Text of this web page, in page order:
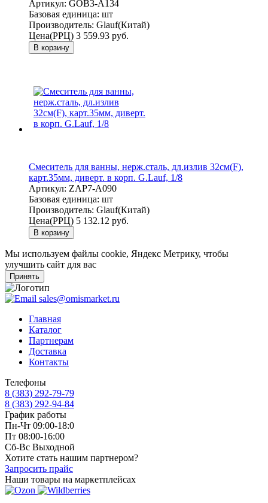
Артикул: GOB3-A134
Базовая единица: шт
Производитель: Glauf(Китай)
Цена(РРЦ) 3 559.93 руб.
В корзину
Смеситель для ванны, нерж.сталь, дл.излив 32см(F),
карт.35мм, диверт. в корп. G.Lauf, 1/8
Артикул: ZAP7-A090
Базовая единица: шт
Производитель: Glauf(Китай)
Цена(РРЦ) 5 132.12 руб.
В корзину
Мы используем файлы cookie, Яндекс Метрику, чтобы
улучшить сайт для вас
Принять
sales@omismarket.ru
Главная
Каталог
Партнерам
Доставка
Контакты
Телефоны
8 (383) 292-79-79
8 (383) 292-94-84
График работы
Пн-Чт 09:00-18:0
Пт 08:00-16:00
Сб-Вс Выходной
Хотите стать нашим партнером?
Запросить прайс
Наши товары на маркетплейсах